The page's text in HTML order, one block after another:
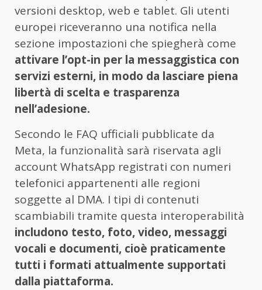
versioni desktop, web e tablet. Gli utenti
europei riceveranno una notifica nella
sezione impostazioni che spiegherà come
attivare l’opt-in per la messaggistica con
servizi esterni, in modo da lasciare piena
libertà di scelta e trasparenza
nell’adesione.
Secondo le FAQ ufficiali pubblicate da
Meta, la funzionalità sarà riservata agli
account WhatsApp registrati con numeri
telefonici appartenenti alle regioni
soggette al DMA. I tipi di contenuti
scambiabili tramite questa interoperabilità
includono testo, foto, video, messaggi
vocali e documenti, cioè praticamente
tutti i formati attualmente supportati
dalla piattaforma.